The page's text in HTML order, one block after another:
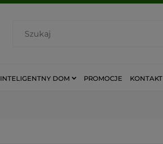
INTELIGENTNY DOM PROMOCJE KONTAKT